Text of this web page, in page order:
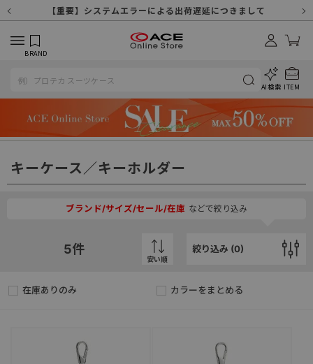
【重要】システムエラーによる出荷遅延につきまして
【重要】8/11（火・祝）休業及び配送スケジュールについて
【重要】令和８年熊本地震に伴う配送への影響について
【重要】納品書・領収書ペーパーレス化（電子化）のお知らせ
【重要】天候不良や交通状況・物量増等に伴う配送への影響について
【重要】悪質な詐欺サイトにご注意ください
【重要】各種メールが届かない場合に関しまして
【重要】お問い合わせのご対応に関しまして
【重要】SNSのなりすまし詐欺にご注意ください
BRAND
AI検索 ITEM
キーケース／キーホルダー
ブランド/サイズ/セール/在庫 などで絞り込み
5件
安い順
絞り込み (0)
在庫ありのみ カラーをまとめる